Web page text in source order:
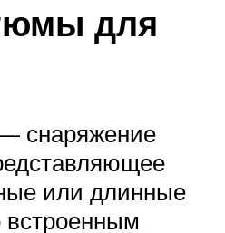
для
снаряжение
или длинные
встроенным